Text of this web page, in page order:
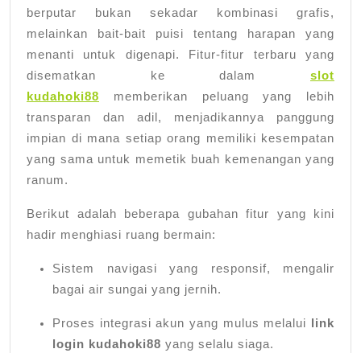
berputar bukan sekadar kombinasi grafis,
melainkan bait-bait puisi tentang harapan yang
menanti untuk digenapi. Fitur-fitur terbaru yang
disematkan ke dalam slot
kudahoki88 memberikan peluang yang lebih
transparan dan adil, menjadikannya panggung
impian di mana setiap orang memiliki kesempatan
yang sama untuk memetik buah kemenangan yang
ranum.
Berikut adalah beberapa gubahan fitur yang kini
hadir menghiasi ruang bermain:
Sistem navigasi yang responsif, mengalir
bagai air sungai yang jernih.
Proses integrasi akun yang mulus melalui link
login kudahoki88 yang selalu siaga.